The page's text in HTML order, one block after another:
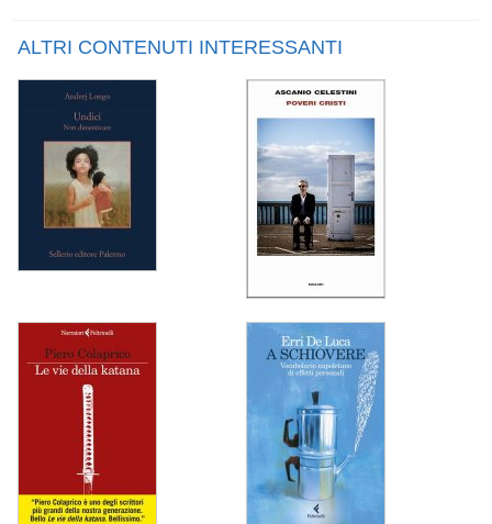
ALTRI CONTENUTI INTERESSANTI